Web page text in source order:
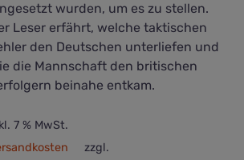
wurden, um es zu stellen.
Leser erfährt, welche taktischen
den Deutschen unterliefen und
die Mannschaft den britischen
beinahe entkam.
7 % MwSt.
zzgl.